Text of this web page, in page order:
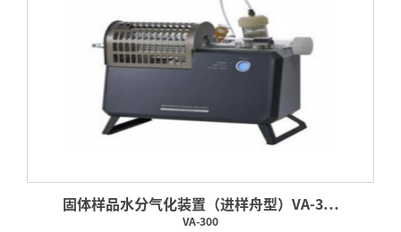
固体样品水分气化装置（进样舟型）VA-3…
VA-300